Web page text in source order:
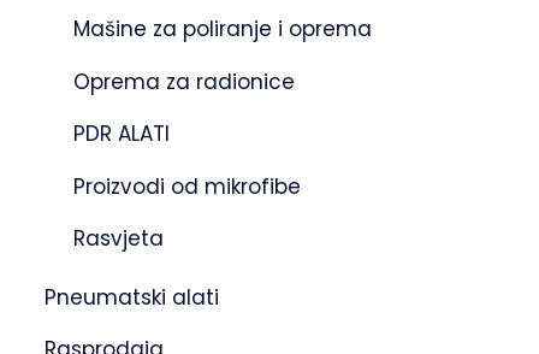
Mašine za poliranje i oprema
Oprema za radionice
PDR ALATI
Proizvodi od mikrofibe
Rasvjeta
Pneumatski alati